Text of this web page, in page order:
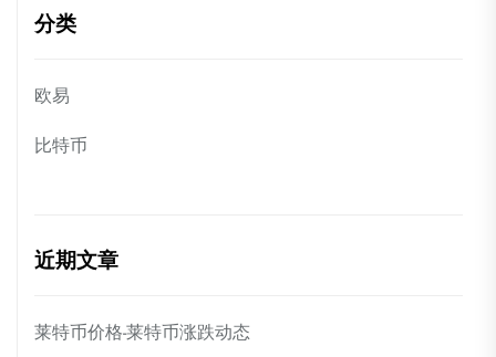
分类
欧易
比特币
近期文章
莱特币价格-莱特币涨跌动态